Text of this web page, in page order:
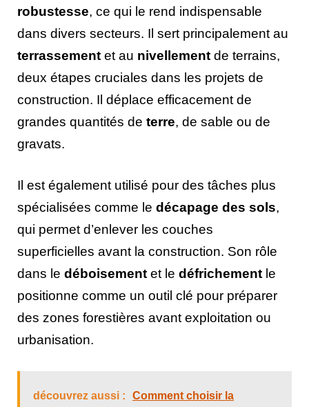
robustesse, ce qui le rend indispensable
dans divers secteurs. Il sert principalement au
terrassement et au nivellement de terrains,
deux étapes cruciales dans les projets de
construction. Il déplace efficacement de
grandes quantités de terre, de sable ou de
gravats.
Il est également utilisé pour des tâches plus
spécialisées comme le décapage des sols,
qui permet d’enlever les couches
superficielles avant la construction. Son rôle
dans le déboisement et le défrichement le
positionne comme un outil clé pour préparer
des zones forestières avant exploitation ou
urbanisation.
découvrez aussi :
Comment choisir la